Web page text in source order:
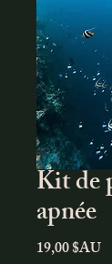
Kit de
apnée
19,00 $AUPrix